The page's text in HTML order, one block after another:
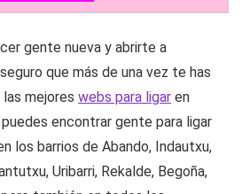
gente nueva y abrirte a
que más de una vez te has
mejores webs para ligar en
encontrar gente para ligar
los barrios de Abando, Indautxu,
Uribarri, Rekalde, Begoña,